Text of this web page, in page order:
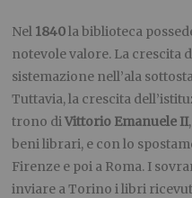
Nel 1840la biblioteca
notevole valore. La crescita
sistemazione nell’ala
Tuttavia, la crescita
trono diVittorio Emanuele II
beni librari, e con lo
Firenze e poi a Roma. I
inviare a Torino i libri